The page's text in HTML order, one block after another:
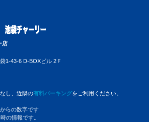
店
1-43-6 D-BOXビル 2Ｆ
し、近隣の有料パーキングをご利用ください。
らの数字です
の情報です。